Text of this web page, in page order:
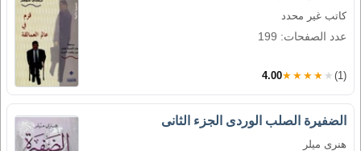
كاتب غير محدد
عدد الصفحات: 199
4.00★★★★★ (1)
الضفيرة الصلب الوردى الجزء الثانى
هنرى ميلر